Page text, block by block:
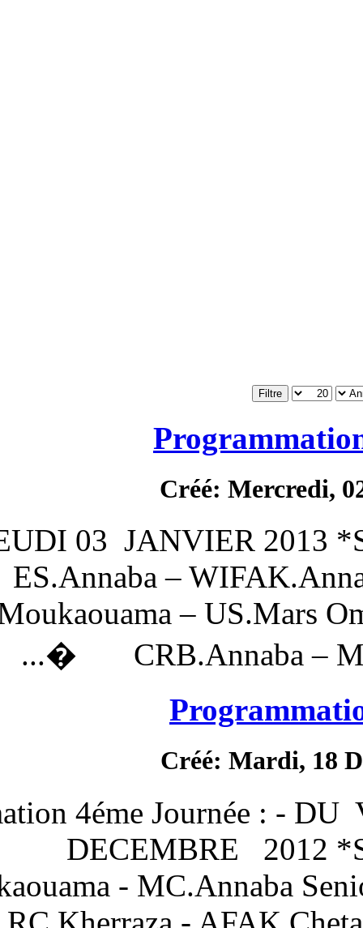
DU JEUDI 03
ES.Annaba –
O.Moukaouama –
* Programmation 4éme
O.Moukaouama -